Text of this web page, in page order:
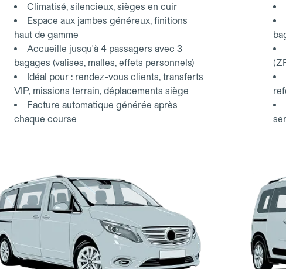
Climatisé, silencieux, sièges en cuir
Espace aux jambes généreux, finitions
haut de gamme
Accueille jusqu'à 4 passagers avec 3
bagages (valises, malles, effets personnels)
Idéal pour : rendez-vous clients, transferts
VIP, missions terrain, déplacements siège
Facture automatique générée après
chaque course